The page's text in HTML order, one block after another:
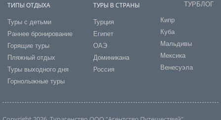
ТИПЫ ОТДЫХА
Туры с детьми
Раннее бронирование
Горящие туры
Пляжный отдых
Туры выходного дня
Горнолыжные туры
ТУРЫ В СТРАНЫ
Турция
Египет
ОАЭ
Доминикана
Россия
ТУРБЛОГ
Кипр
Куба
Мальдивы
Мексика
Венесуэла